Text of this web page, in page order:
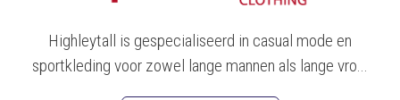
Highleytall is gespecialiseerd in casual mode en
sportkleding voor zowel lange mannen als lange vro...